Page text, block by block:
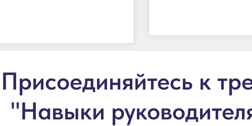
Присоединяйтесь к
"Навыки